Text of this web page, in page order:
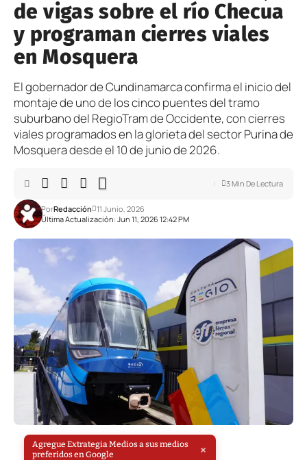
de vigas sobre el río Checua
y programan cierres viales
en Mosquera
El gobernador de Cundinamarca confirma el inicio del
montaje de uno de los cinco puentes del tramo
suburbano del RegioTram de Occidente, con cierres
viales programados en la glorieta del sector Purina de
Mosquera desde el 10 de junio de 2026.
Última Actualización: Jun 11, 2026 12:42 PM
PorRedacción 11 Junio, 2026
3 Min De Lectura
Agregue Extrategia Medios a sus medios
preferidos en Google
×